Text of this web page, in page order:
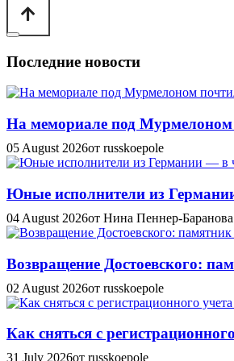
Последние новости
На мемориале под Мурмелоном
05 August 2026от russkoepole
Юные исполнители из
04 August 2026от Нина Пеннер-Баранова
Возвращение Достоевского:
02 August 2026от russkoepole
Как сняться с
31 July 2026от russkoepole